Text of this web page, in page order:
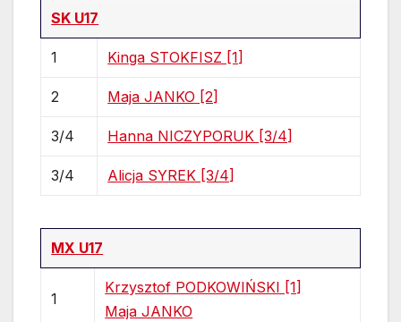
SK U17
1 Kinga STOKFISZ [1]
2 Maja JANKO [2]
3/4 Hanna NICZYPORUK [3/4]
3/4 Alicja SYREK [3/4]
MX U17
1
Krzysztof PODKOWIŃSKI [1]
Maja JANKO